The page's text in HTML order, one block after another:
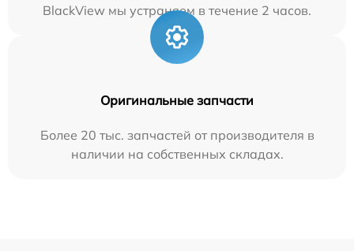
BlackView мы устраняем в течение 2 часов.
Оригинальные запчасти
Более 20 тыс. запчастей от производителя в
наличии на собственных складах.